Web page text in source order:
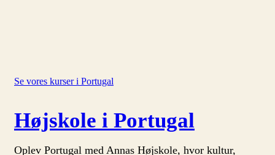
Se vores kurser i Portugal
Højskole i Portugal
Oplev Portugal med Annas Højskole, hvor kultur,